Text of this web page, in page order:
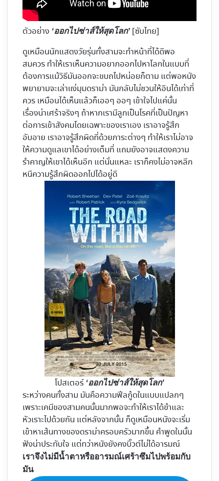
ตัวอย่าง ‘ออกไปซ่าส์ให้สุดโลก’ [ซับไทย]
ดูเหมือนนักแสดงวัยรุ่นทั้งสามจะทำหน้าที่ได้ดีพอ
สมควร ทำให้เราเห็นความอยากออกไปหาโลกในแบบที่
ต้องการแม้วิธีมันออกจะขบถไปหน่อยก็ตาม แต่พอหนัง
พยายามจะเล่าแง่มุมดราม่า มันกลับไม่ชวนให้อินได้เท่าที่
ควร เหมือนได้เห็นแล้วก็เออๆ ออๆ เข้าใจไปแค่นั้น
เรื่องน่าเศร้าจริงๆ ถ้าหากเรามีลูกเป็นโรคที่เป็นปัญหา
ต่อการเข้าสังคมโดยเฉพาะของเราเอง เราอาจรู้สึก
อับอาย เราอาจรู้สึกผิดที่ด้วยภาระต่างๆ ทำให้เราไม่อาจ
ให้ความดูแลเขาได้อย่างเต็มที่ แถมยังอาจแสดงความ
รำคาญให้เขาได้เห็นอีก แต่นั่นแหละ เราก็คงไม่อาจหลีก
หนีความรู้สึกผิดออกไปได้อยู่ดี
โปสเตอร์ ‘ออกไปซ่าส์ให้สุดโลก’
ระหว่างคนทั้งสาม มันคือความฟีลกู้ดในแบบแปลกๆ
เพราะเคมีของสามคนนั้นมากพอจะทำให้เราได้ขำและ
หัวเราะไปด้วยกัน แต่หลังจากนั้น ก็ดูเหมือนหนังจะเริ่ม
เข้าหาเส้นทางของดราม่าครอบครัวมากขึ้น คำพูดในนั้น
ฟังน่าประทับใจ แต่ทว่าหนังยังคงบิ๊วต์ไม่ได้อารมณ์
เราจึงไม่มีน้ำตาหรืออารมณ์เศร้าซึมไปพร้อมกับ
มัน